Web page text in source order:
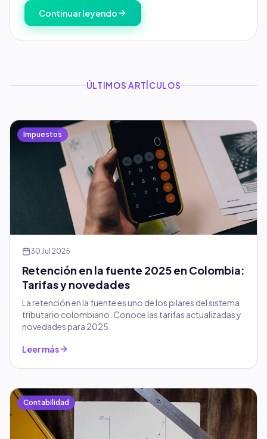
Continuar leyendo
ÚLTIMOS ARTÍCULOS
Impuestos
30 Jul 2025
Retención en la fuente 2025 en Colombia:
Tarifas y novedades
La retención en la fuente es uno de los pilares del sistema
tributario colombiano. Conoce las tarifas actualizadas y
novedades para 2025.
Leer más
Contabilidad